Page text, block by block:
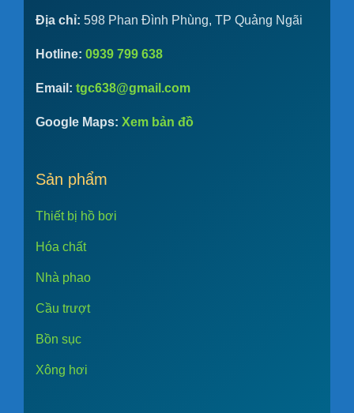
Địa chỉ: 598 Phan Đình Phùng, TP Quảng Ngãi
Hotline: 0939 799 638
Email: tgc638@gmail.com
Google Maps: Xem bản đồ
Sản phẩm
Thiết bị hồ bơi
Hóa chất
Nhà phao
Cầu trượt
Bồn sục
Xông hơi